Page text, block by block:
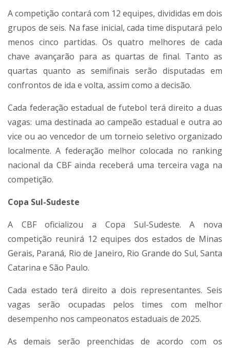
A competição contará com 12 equipes, divididas em dois
grupos de seis. Na fase inicial, cada time disputará pelo
menos cinco partidas. Os quatro melhores de cada
chave avançarão para as quartas de final. Tanto as
quartas quanto as semifinais serão disputadas em
confrontos de ida e volta, assim como a decisão.
Cada federação estadual de futebol terá direito a duas
vagas: uma destinada ao campeão estadual e outra ao
vice ou ao vencedor de um torneio seletivo organizado
localmente. A federação melhor colocada no ranking
nacional da CBF ainda receberá uma terceira vaga na
competição.
Copa Sul-Sudeste
A CBF oficializou a Copa Sul-Sudeste. A nova
competição reunirá 12 equipes dos estados de Minas
Gerais, Paraná, Rio de Janeiro, Rio Grande do Sul, Santa
Catarina e São Paulo.
Cada estado terá direito a dois representantes. Seis
vagas serão ocupadas pelos times com melhor
desempenho nos campeonatos estaduais de 2025.
As demais serão preenchidas de acordo com os